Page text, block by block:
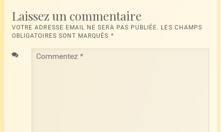
Laissez un commentaire
VOTRE ADRESSE EMAIL NE SERA PAS PUBLIÉE. LES CHAMPS
OBLIGATOIRES SONT MARQUÉS *
Commentez